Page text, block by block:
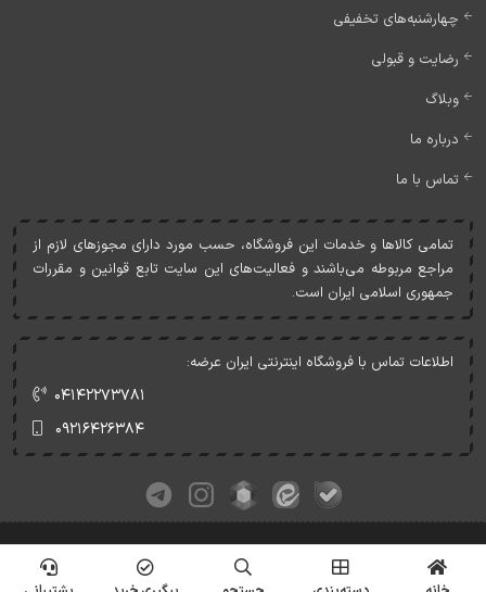
چهارشنبه‌های تخفیفی
رضایت و قبولی
وبلاگ
درباره ما
تماس با ما
تمامی کالاها و خدمات اين فروشگاه، حسب مورد دارای مجوزهای لازم از
مراجع مربوطه می‌باشند و فعاليت‌های اين سايت تابع قوانين و مقررات
جمهوری اسلامی ايران است.
اطلاعات تماس با فروشگاه اینترنتی ایران عرضه:
۰۴۱۴۲۲۷۳۷۸۱
۰۹۲۱۶۴۲۶۳۸۴